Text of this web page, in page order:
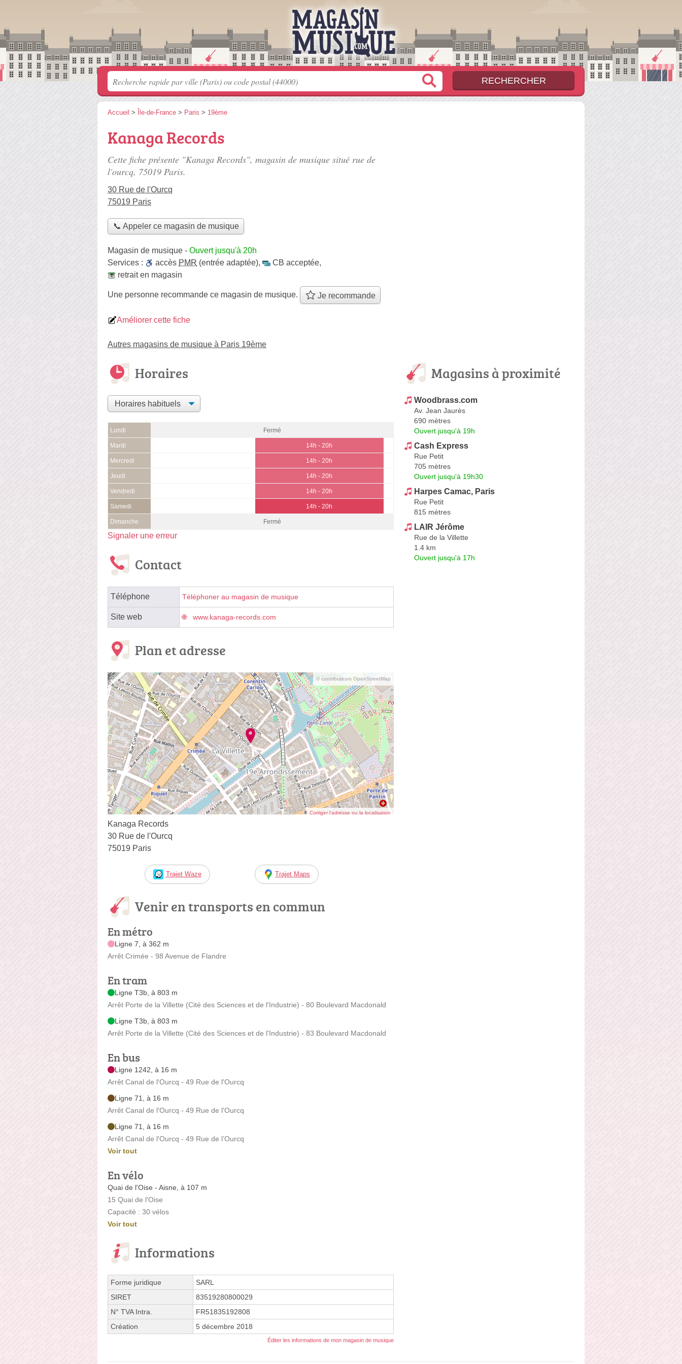
Accueil > Île-de-France > Paris > 19ème
Kanaga Records
Cette fiche présente "Kanaga Records", magasin de musique situé rue de
l'ourcq, 75019 Paris.
30 Rue de l'Ourcq
75019 Paris
📞 Appeler ce magasin de musique
Magasin de musique - Ouvert jusqu'à 20h
Services :
accès PMR (entrée adaptée), CB acceptée,
retrait en magasin
Une personne recommande ce magasin de musique. Je recommande
Améliorer cette fiche
Autres magasins de musique à Paris 19ème
Horaires
Lundi Fermé
Mardi 14h - 20h
Mercredi 14h - 20h
Jeudi 14h - 20h
Vendredi 14h - 20h
Samedi 14h - 20h
Dimanche Fermé
Signaler une erreur
Contact
Téléphone Téléphoner au magasin de musique
Site web www.kanaga-records.com
Plan et adresse
© contributeurs OpenStreetMap
Corriger l’adresse ou la localisation
Kanaga Records
30 Rue de l'Ourcq
75019 Paris
Trajet Waze Trajet Maps
Venir en transports en commun
En métro
Ligne 7, à 362 m
Arrêt Crimée - 98 Avenue de Flandre
En tram
Ligne T3b, à 803 m
Arrêt Porte de la Villette (Cité des Sciences et de l'Industrie) - 80 Boulevard Macdonald
Ligne T3b, à 803 m
Arrêt Porte de la Villette (Cité des Sciences et de l'Industrie) - 83 Boulevard Macdonald
En bus
Ligne 1242, à 16 m
Arrêt Canal de l'Ourcq - 49 Rue de l'Ourcq
Ligne 71, à 16 m
Arrêt Canal de l'Ourcq - 49 Rue de l'Ourcq
Ligne 71, à 16 m
Arrêt Canal de l'Ourcq - 49 Rue de l’Ourcq
Voir tout
En vélo
Quai de l'Oise - Aisne, à 107 m
15 Quai de l'Oise
Capacité : 30 vélos
Voir tout
Informations
Forme juridique
SARL
SIRET
83519280800029
N° TVA Intra.
FR51835192808
Création
5 décembre 2018
Éditer les informations de mon magasin de musique
Magasins à proximité
Woodbrass.com
Av. Jean Jaurès
690 mètres
Ouvert jusqu'à 19h
Cash Express
Rue Petit
705 mètres
Ouvert jusqu'à 19h30
Harpes Camac, Paris
Rue Petit
815 mètres
LAIR Jérôme
Rue de la Villette
1.4 km
Ouvert jusqu'à 17h